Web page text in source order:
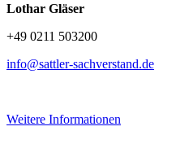
Lothar Gläser
+49 0211 503200
info@sattler-sachverstand.de
Weitere Informationen